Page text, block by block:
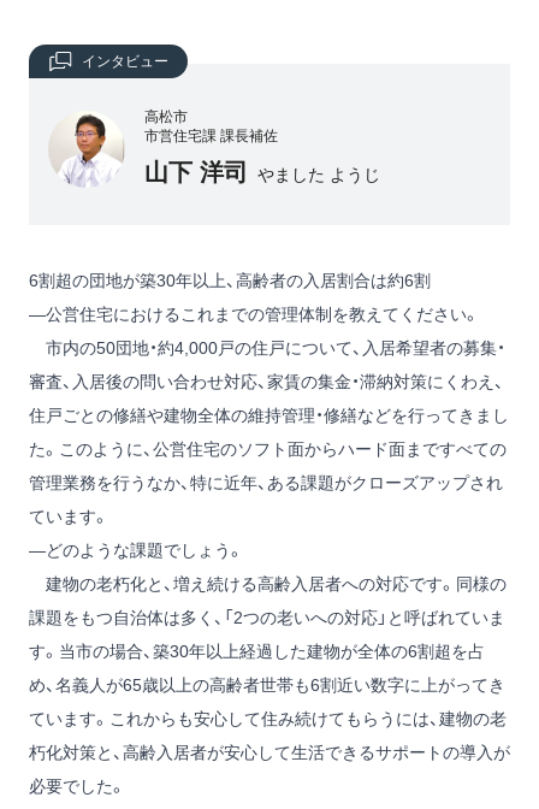
インタビュー
高松市
市営住宅課 課長補佐
山下 洋司 やました ようじ
6割超の団地が築30年以上、高齢者の入居割合は約6割
―公営住宅におけるこれまでの管理体制を教えてください。
市内の50団地・約4,000戸の住戸について、入居希望者の募集・
審査、入居後の問い合わせ対応、家賃の集金・滞納対策にくわえ、
住戸ごとの修繕や建物全体の維持管理・修繕などを行ってきまし
た。このように、公営住宅のソフト面からハード面まですべての
管理業務を行うなか、特に近年、ある課題がクローズアップされ
ています。
―どのような課題でしょう。
建物の老朽化と、増え続ける高齢入居者への対応です。同様の
課題をもつ自治体は多く、「2つの老いへの対応」と呼ばれていま
す。当市の場合、築30年以上経過した建物が全体の6割超を占
め、名義人が65歳以上の高齢者世帯も6割近い数字に上がってき
ています。これからも安心して住み続けてもらうには、建物の老
朽化対策と、高齢入居者が安心して生活できるサポートの導入が
必要でした。